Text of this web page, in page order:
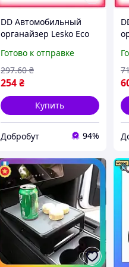
DD Автомобильный
органайзер Lesko Eco
хранения мусора и
мелочей в салоне
автомобил Dobro-A
Готово к отправке
254₴
297.60 ₴
Купить
Добробут 94%